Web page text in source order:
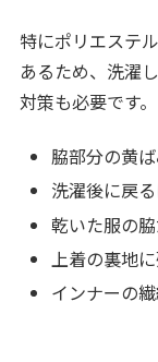
特にポリエステ
あるため、洗濯
対策も必要です。
脇部分の黄
洗濯後に戻
乾いた服の
上着の裏地
インナーの